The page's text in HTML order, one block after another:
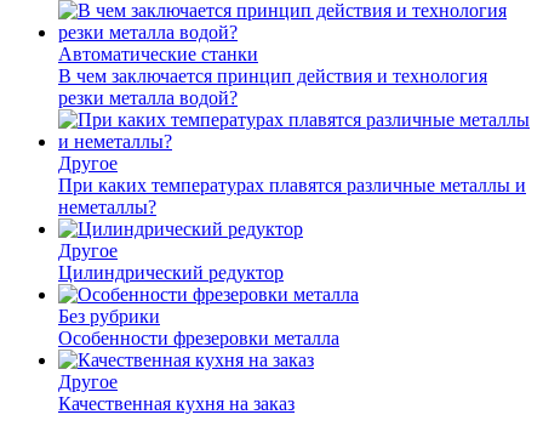
Автоматические станки
В чем заключается принцип действия и технология
резки металла водой?
Другое
При каких температурах плавятся различные металлы и
неметаллы?
Другое
Цилиндрический редуктор
Без рубрики
Особенности фрезеровки металла
Другое
Качественная кухня на заказ